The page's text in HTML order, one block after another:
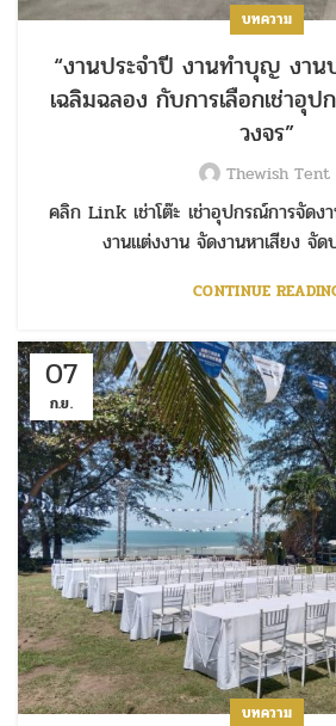
บทความ
“งานประจำปี งานทำบุญ งาน
เฉลิมฉลอง กับการเลือกเช่าอุ
วงจร”
Thewish Tent
คลิก Link เช่าโต๊ะ เช่าอุปกรณ์การจัดง
งานแต่งงาน จัดงานหาเสียง จัด
CONTINUE
07
ก.ย.
บทความ